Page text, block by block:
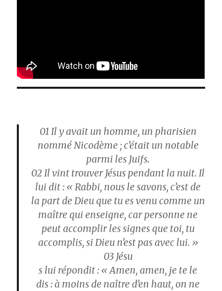
01 Il y avait un homme, un pharisien
nommé Nicodème ; c’était un notable
parmi les Juifs.
02 Il vint trouver Jésus pendant la nuit. Il
lui dit : « Rabbi, nous le savons, c’est de
la part de Dieu que tu es venu comme un
maître qui enseigne, car personne ne
peut accomplir les signes que toi, tu
accomplis, si Dieu n’est pas avec lui. »
03 Jésu
s lui répondit : « Amen, amen, je te le
dis : à moins de naître d’en haut, on ne